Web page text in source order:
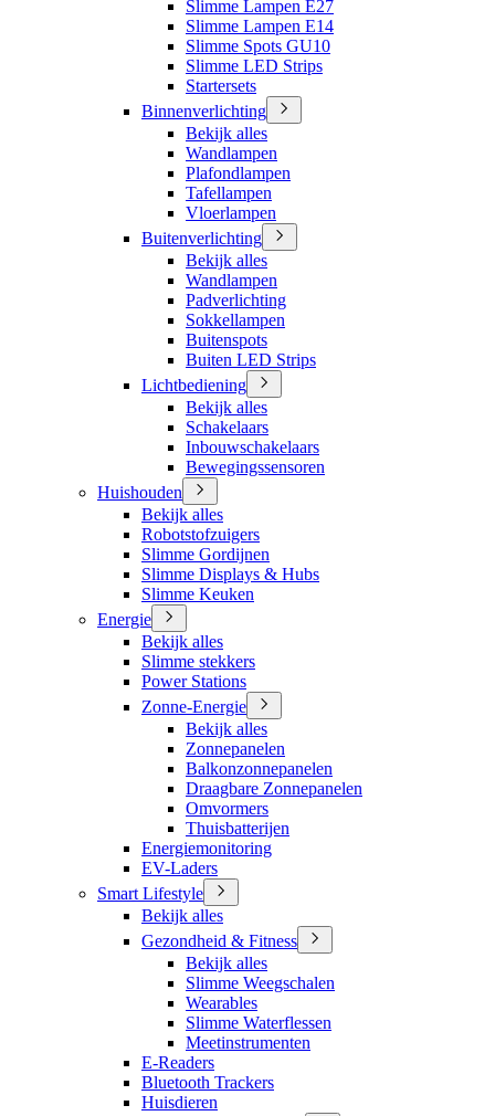
Slimme Lampen E27
Slimme Lampen E14
Slimme Spots GU10
Slimme LED Strips
Startersets
Binnenverlichting
Bekijk alles
Wandlampen
Plafondlampen
Tafellampen
Vloerlampen
Buitenverlichting
Bekijk alles
Wandlampen
Padverlichting
Sokkellampen
Buitenspots
Buiten LED Strips
Lichtbediening
Bekijk alles
Schakelaars
Inbouwschakelaars
Bewegingssensoren
Huishouden
Bekijk alles
Robotstofzuigers
Slimme Gordijnen
Slimme Displays & Hubs
Slimme Keuken
Energie
Bekijk alles
Slimme stekkers
Power Stations
Zonne-Energie
Bekijk alles
Zonnepanelen
Balkonzonnepanelen
Draagbare Zonnepanelen
Omvormers
Thuisbatterijen
Energiemonitoring
EV-Laders
Smart Lifestyle
Bekijk alles
Gezondheid & Fitness
Bekijk alles
Slimme Weegschalen
Wearables
Slimme Waterflessen
Meetinstrumenten
E-Readers
Bluetooth Trackers
Huisdieren